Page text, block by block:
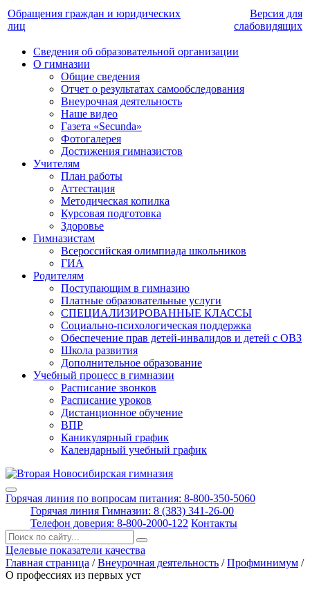
Обращения граждан и юридических
лиц
Версия для
слабовидящих
Сведения об образовательной организации
О гимназии
Общие сведения
Отчет о результатах самообследования
Внеурочная деятельность
Наше видео
Газета «Secunda»
Фотогалерея
Достижения гимназистов
Учителям
План работы
Аттестация
Методическая копилка
Курсовая подготовка
Здоровье
Гимназистам
Всероссийская олимпиада школьников
ГИА
Родителям
Поступающим в гимназию
Платные образовательные услуги
СПЕЦИАЛИЗИРОВАННЫЕ КЛАССЫ
Социально-психологическая поддержка
Обеспечение прав детей-инвалидов и детей с ОВЗ
Школа развития
Дополнительное образование
Учебный процесс в гимназии
Расписание звонков
Расписание уроков
Дистанционное обучение
ВПР
Каникулярный график
Календарный учебный график
Горячая линия по вопросам питания: 8-800-350-5060
Горячая линия Гимназии: 8 (383) 341-26-00
Телефон доверия: 8-800-2000-122 Контакты
Поиск:
Целевые показатели качества
Главная страница /Внеурочная деятельность /Профминимум /
О профессиях из первых уст